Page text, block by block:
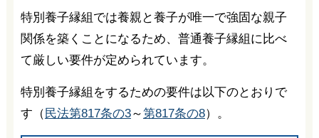
特別養子縁組では養親と養子が唯一で強固な親子
関係を築くことになるため、普通養子縁組に比べ
て厳しい要件が定められています。
特別養子縁組をするための要件は以下のとおりで
す（ 民法第817条の3～第817条の8）。